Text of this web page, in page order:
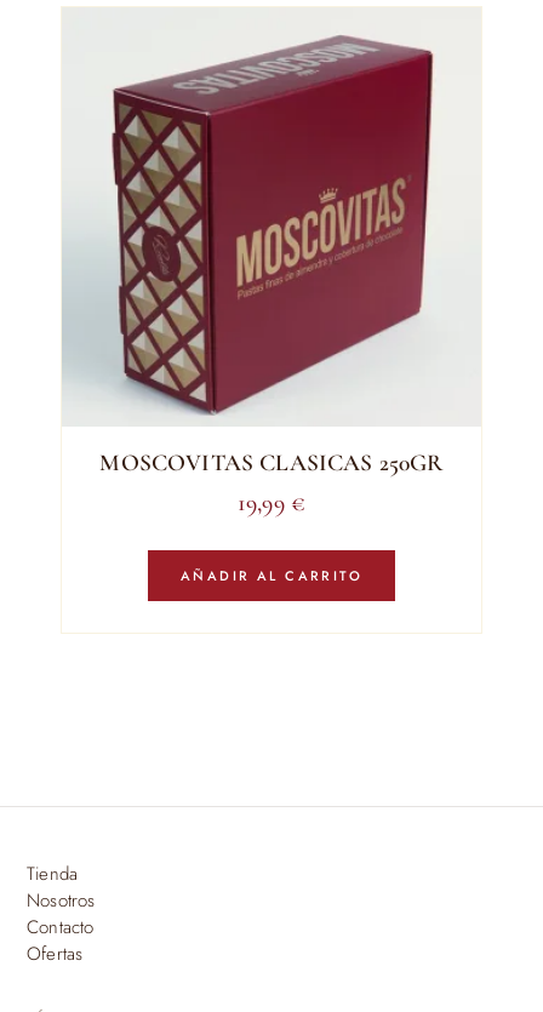
MOSCOVITAS CLASICAS 250GR
19,99 €
AÑADIR AL CARRITO
Tienda
Nosotros
Contacto
Ofertas